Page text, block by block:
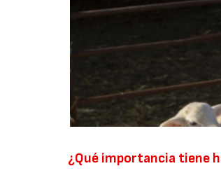
¿Qué importancia tiene